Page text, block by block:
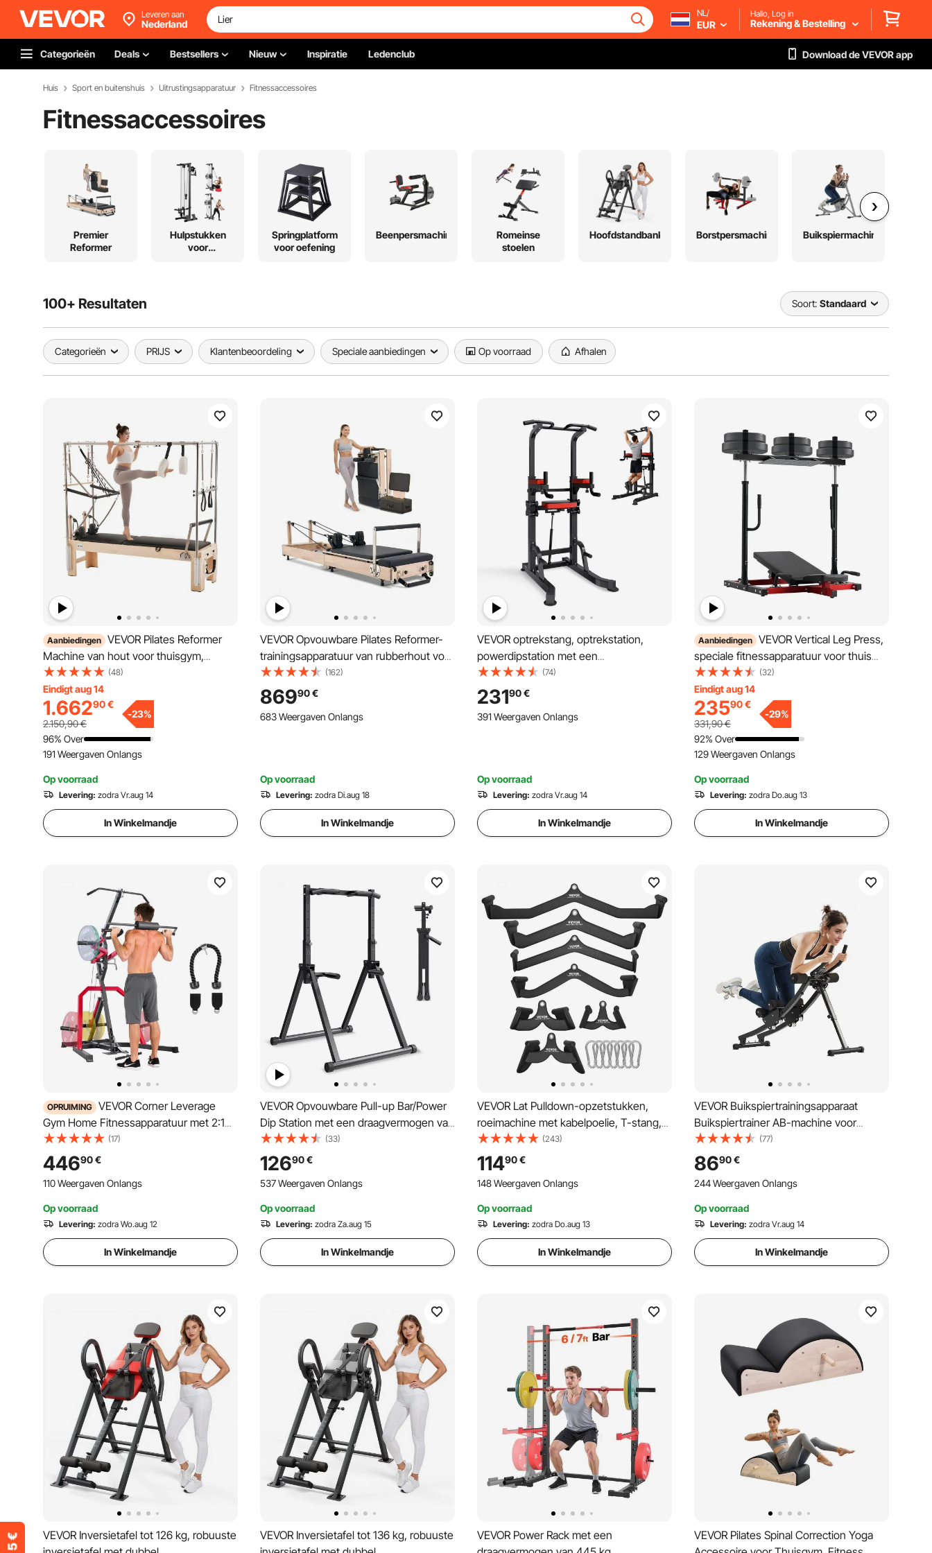
Leveren aan
Nederland
NL/
EUR
Hallo, Log in
Rekening & Bestelling
Categorieën Deals Bestsellers Nieuw Inspiratie Ledenclub Download de VEVOR app
Huis Sport en buitenshuis Uitrustingsapparatuur Fitnessaccessoires
Fitnessaccessoires
Premier
Reformer
Hulpstukken
voor
Springplatform
voor oefening
Beenpersmachines
Romeinse
stoelen
Hoofdstandbank Borstpersmachine Buikspiermachine
100+ Resultaten Soort: Standaard
Categorieën PRIJS Klantenbeoordeling Speciale aanbiedingen Op voorraad Afhalen
Aanbiedingen VEVOR Pilates Reformer
Machine van hout voor thuisgym,
krachttrainingsapparaat met dubbele
weerstand en reformerbox en
springplank, voor gevorderden en
beginners, tot 181,44 kg
(48)
Eindigt aug 14
1.66290€
2.150,90€
-23%
96% Over
191 Weergaven Onlangs
Op voorraad
Levering: zodra Vr.aug 14
In Winkelmandje
VEVOR Opvouwbare Pilates Reformer-
trainingsapparatuur van rubberhout voor
thuisgym, Pilatesbed met dubbele
weerstand - veer en koord, apparatuur
met zitkist, tot 181,44 kg
(162)
86990€
683 Weergaven Onlangs
Op voorraad
Levering: zodra Di.aug 18
In Winkelmandje
VEVOR optrekstang, optrekstation,
powerdipstation met een
draagvermogen van 150 kg en H-frame
constructie, stabiele basis en
steunplatform, 9-voudig in hoogte
verstelbaar, training van armen en rug
(74)
23190€
391 Weergaven Onlangs
Op voorraad
Levering: zodra Vr.aug 14
In Winkelmandje
Aanbiedingen VEVOR Vertical Leg Press,
speciale fitnessapparatuur voor thuis
voor het onderlichaam,
trainingsapparatuur van koolstofstaal,
verstelbare beenkrachttraining voor
intensieve persen, draagvermogen van
249,48 kg
(32)
Eindigt aug 14
23590€
331,90€
-29%
92% Over
129 Weergaven Onlangs
Op voorraad
Levering: zodra Do.aug 13
In Winkelmandje
OPRUIMING VEVOR Corner Leverage
Gym Home Fitnessapparatuur met 2:1
Ratio LAT Low Row-systeem,
krachttrainingsapparaat voor squats,
deadlifts, bankdrukken, bicep curls,
verstelbaar full body workoutstation
(17)
44690€
110 Weergaven Onlangs
Op voorraad
Levering: zodra Wo.aug 12
In Winkelmandje
VEVOR Opvouwbare Pull-up Bar/Power
Dip Station met een draagvermogen van
150 kg, driehoekige structuur en
robuuste stalen buis, 9-voudig in
hoogte verstelbaar, voor arm- en
rugkrachttraining, zwart
(33)
12690€
537 Weergaven Onlangs
Op voorraad
Levering: zodra Za.aug 15
In Winkelmandje
VEVOR Lat Pulldown-opzetstukken,
roeimachine met kabelpoelie, T-stang,
V-stang, 7-delige set, triceps
pulldownstang, rubberen handgreep
voor rugtraining, biceps curl, triceps lat
pulldownstang voor thuisgym
(243)
11490€
148 Weergaven Onlangs
Op voorraad
Levering: zodra Do.aug 13
In Winkelmandje
VEVOR Buikspiertrainingsapparaat
Buikspiertrainer AB-machine voor
sportschool, Buikspiertrainer 200 kg
draagvermogen, Buikspiertrainer voor
krachttraining, Opvouwbaar en
verstelbaar fitnessapparaat
(77)
8690€
244 Weergaven Onlangs
Op voorraad
Levering: zodra Vr.aug 14
In Winkelmandje
VEVOR Inversietafel tot 126 kg, robuuste
VEVOR Inversietafel tot 136 kg, robuuste
VEVOR Power Rack met een
VEVOR Pilates Spinal Correction Yoga